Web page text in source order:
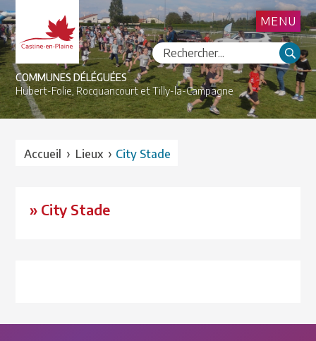
COMMUNES DÉLÉGUÉES
Hubert-Folie, Rocquancourt etTilly-la-Campagne
MENU
Accueil › Lieux › City Stade
» City Stade